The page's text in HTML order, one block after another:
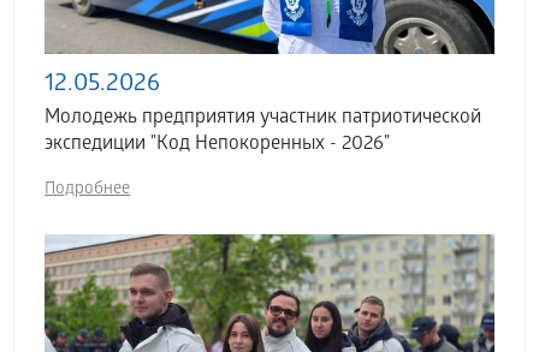
12.05.2026
Молодежь предприятия участник патриотической
экспедиции "Код Непокоренных - 2026"
Подробнее